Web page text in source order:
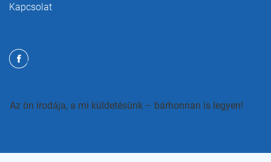
Kapcsolat
Az ön irodája, a mi küldetésünk – bárhonnan is legyen!